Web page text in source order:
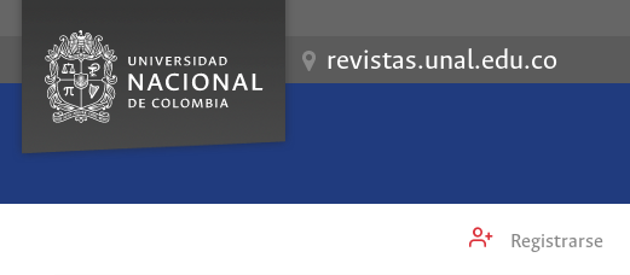
revistas.unal.edu.co
Registrarse